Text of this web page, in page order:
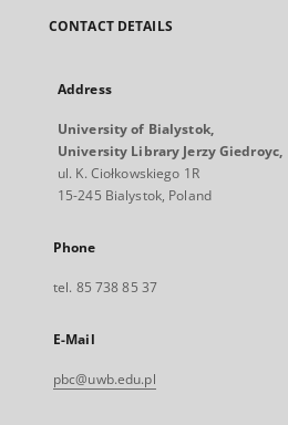
CONTACT DETAILS
Address
University of Bialystok,
University Library Jerzy Giedroyc,
ul. K. Ciołkowskiego 1R
15-245 Bialystok, Poland
Phone
tel. 85 738 85 37
E-Mail
pbc@uwb.edu.pl